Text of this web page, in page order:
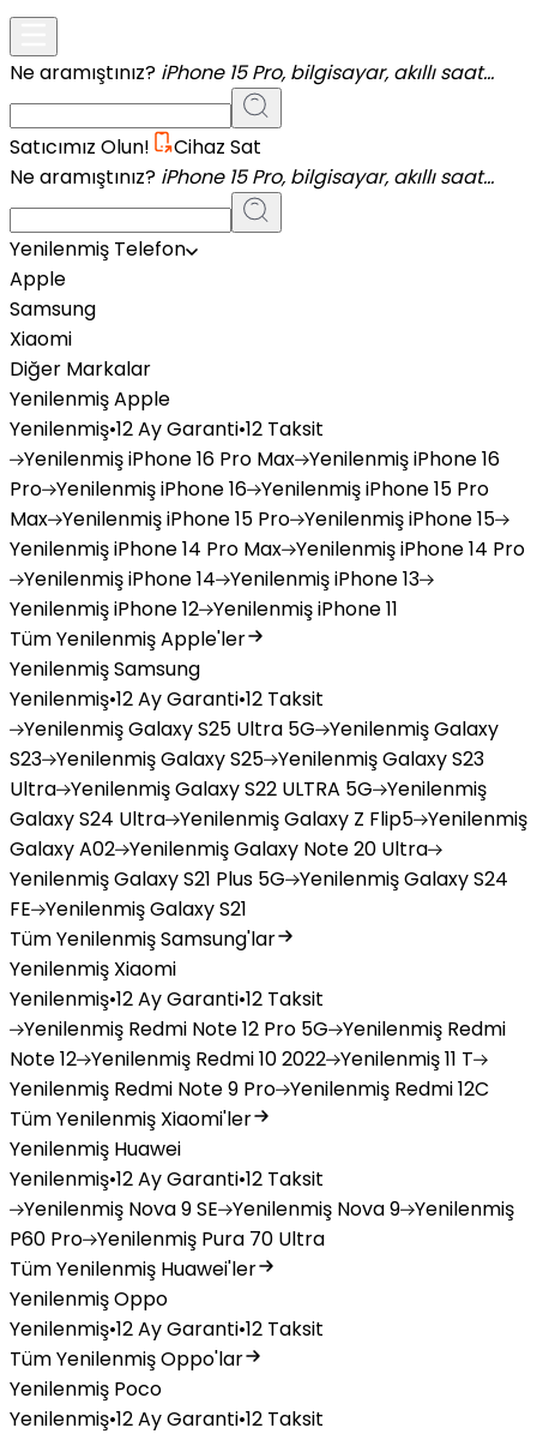
Ne aramıştınız? iPhone 15 Pro, bilgisayar, akıllı saat...
Satıcımız Olun!
Cihaz Sat
Ne aramıştınız? iPhone 15 Pro, bilgisayar, akıllı saat...
Yenilenmiş Telefon
Apple
Samsung
Xiaomi
Diğer Markalar
Yenilenmiş Apple
Yenilenmiş•12 Ay Garanti•12 Taksit
YenilenmişiPhone 16 Pro Max YenilenmişiPhone 16
Pro YenilenmişiPhone 16 YenilenmişiPhone 15 Pro
Max YenilenmişiPhone 15 Pro YenilenmişiPhone 15
YenilenmişiPhone 14 Pro Max YenilenmişiPhone 14 Pro
YenilenmişiPhone 14 YenilenmişiPhone 13
YenilenmişiPhone 12 YenilenmişiPhone 11
Tüm Yenilenmiş Apple'ler
Yenilenmiş Samsung
Yenilenmiş•12 Ay Garanti•12 Taksit
YenilenmişGalaxy S25 Ultra 5G YenilenmişGalaxy
S23 YenilenmişGalaxy S25 YenilenmişGalaxy S23
Ultra YenilenmişGalaxy S22 ULTRA 5G Yenilenmiş
Galaxy S24 Ultra YenilenmişGalaxy Z Flip5 Yenilenmiş
Galaxy A02 YenilenmişGalaxy Note 20 Ultra
YenilenmişGalaxy S21 Plus 5G YenilenmişGalaxy S24
FE YenilenmişGalaxy S21
Tüm Yenilenmiş Samsung'lar
Yenilenmiş Xiaomi
Yenilenmiş•12 Ay Garanti•12 Taksit
Yenilenmiş Redmi Note 12 Pro 5G Yenilenmiş Redmi
Note 12 Yenilenmiş Redmi 10 2022 Yenilenmiş11 T
Yenilenmiş Redmi Note 9 Pro Yenilenmiş Redmi 12C
Tüm Yenilenmiş Xiaomi'ler
Yenilenmiş Huawei
Yenilenmiş•12 Ay Garanti•12 Taksit
Yenilenmiş Nova 9 SE Yenilenmiş Nova 9 Yenilenmiş
P60 Pro Yenilenmiş Pura 70 Ultra
Tüm Yenilenmiş Huawei'ler
Yenilenmiş Oppo
Yenilenmiş•12 Ay Garanti•12 Taksit
Tüm Yenilenmiş Oppo'lar
Yenilenmiş Poco
Yenilenmiş•12 Ay Garanti•12 Taksit